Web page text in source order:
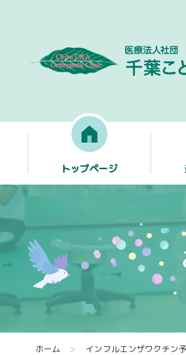
トップページ
ホーム > インフルエンザワクチン